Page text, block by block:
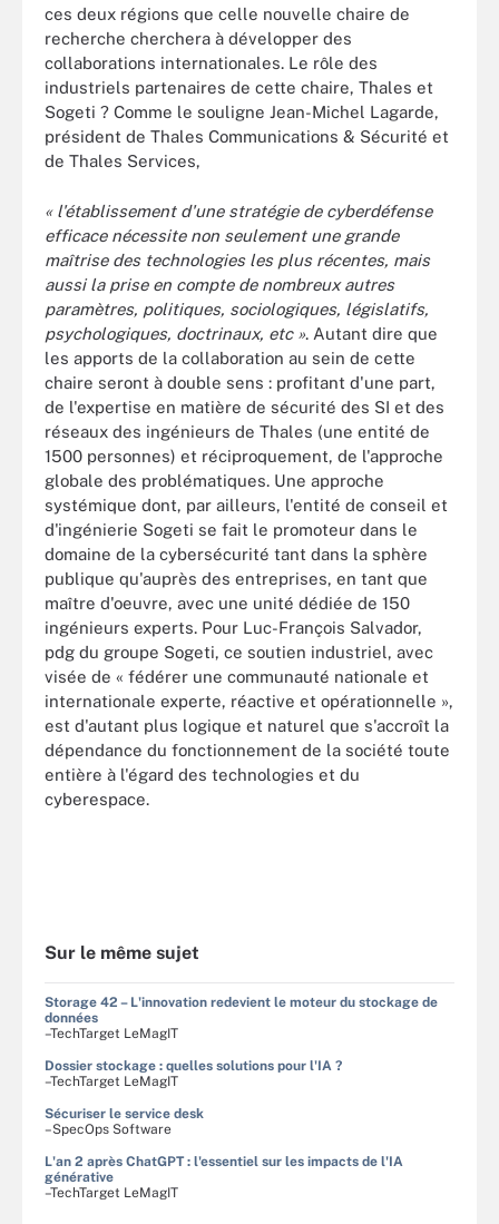
ces deux régions que celle nouvelle chaire de
recherche cherchera à développer des
collaborations internationales. Le rôle des
industriels partenaires de cette chaire, Thales et
Sogeti ? Comme le souligne Jean-Michel Lagarde,
président de Thales Communications & Sécurité et
de Thales Services,
« l'établissement d'une stratégie de cyberdéfense
efficace nécessite non seulement une grande
maîtrise des technologies les plus récentes, mais
aussi la prise en compte de nombreux autres
paramètres, politiques, sociologiques, législatifs,
psychologiques, doctrinaux, etc ». Autant dire que
les apports de la collaboration au sein de cette
chaire seront à double sens : profitant d'une part,
de l'expertise en matière de sécurité des SI et des
réseaux des ingénieurs de Thales (une entité de
1500 personnes) et réciproquement, de l'approche
globale des problématiques. Une approche
systémique dont, par ailleurs, l'entité de conseil et
d'ingénierie Sogeti se fait le promoteur dans le
domaine de la cybersécurité tant dans la sphère
publique qu'auprès des entreprises, en tant que
maître d'oeuvre, avec une unité dédiée de 150
ingénieurs experts. Pour Luc-François Salvador,
pdg du groupe Sogeti, ce soutien industriel, avec
visée de « fédérer une communauté nationale et
internationale experte, réactive et opérationnelle »,
est d'autant plus logique et naturel que s'accroît la
dépendance du fonctionnement de la société toute
entière à l'égard des technologies et du
cyberespace.
Sur le même sujet
Storage 42 – L'innovation redevient le moteur du stockage de
données
–TechTarget LeMagIT
Dossier stockage : quelles solutions pour l'IA ?
–TechTarget LeMagIT
Sécuriser le service desk
–SpecOps Software
L'an 2 après ChatGPT : l'essentiel sur les impacts de l'IA
générative
–TechTarget LeMagIT